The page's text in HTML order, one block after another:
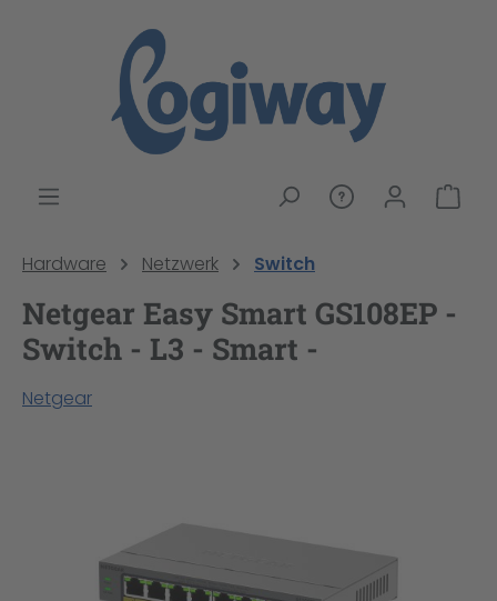
Hardware Netzwerk Switch
Netgear Easy Smart GS108EP -
Switch - L3 - Smart -
Netgear